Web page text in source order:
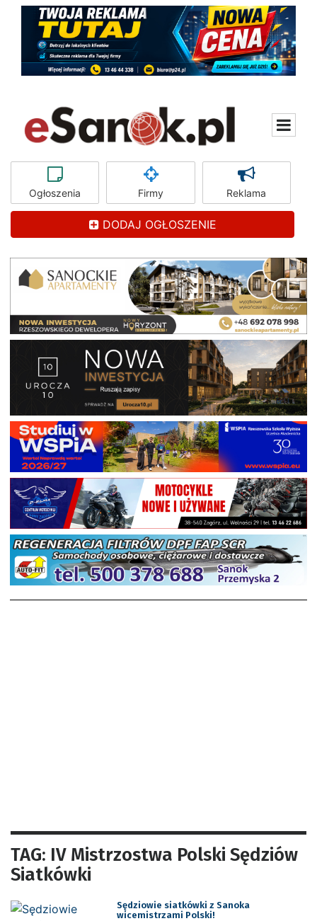
Ogłoszenia Firmy Reklama
DODAJ OGŁOSZENIE
TAG: IV Mistrzostwa Polski Sędziów
Siatkówki
Sędziowie siatkówki z Sanoka
wicemistrzami Polski!